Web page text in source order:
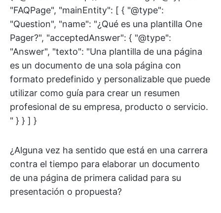
"FAQPage", "mainEntity": [ { "@type":
"Question", "name": "¿Qué es una plantilla One
Pager?", "acceptedAnswer": { "@type":
"Answer", "texto": "Una plantilla de una página
es un documento de una sola página con
formato predefinido y personalizable que puede
utilizar como guía para crear un resumen
profesional de su empresa, producto o servicio.
" } } ] }
¿Alguna vez ha sentido que está en una carrera
contra el tiempo para elaborar un documento
de una página de primera calidad para su
presentación o propuesta?